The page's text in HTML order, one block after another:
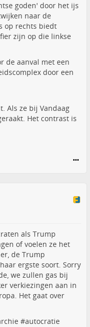
goden' door het ijs
naar de
op rechts biedt
zijn op die linkse
de aanval met een
door een
Als ze bij Vandaag
Het contrast is
als Trump
of voelen ze het
de Trump
ergste soort. Sorry
we zullen gas bij
verkiezingen aan in
Het gaat over
#autocratie